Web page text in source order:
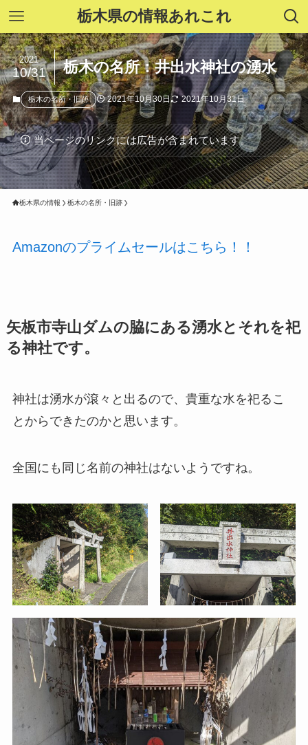
栃木県の情報あれこれ
栃木の名所：井出水神社の湧水
2021
10/31
栃木の名所・旧跡 2021年10月30日 2021年10月31日
当ページのリンクには広告が含まれています。
栃木県の情報 栃木の名所・旧跡
Amazonのプライムセールはこちら！！
矢板市寺山ダムの脇にある湧水とそれを祀
る神社です。
神社は湧水が滾々と出るので、貴重な水を祀るこ
とからできたのかと思います。
全国にも同じ名前の神社はないようですね。